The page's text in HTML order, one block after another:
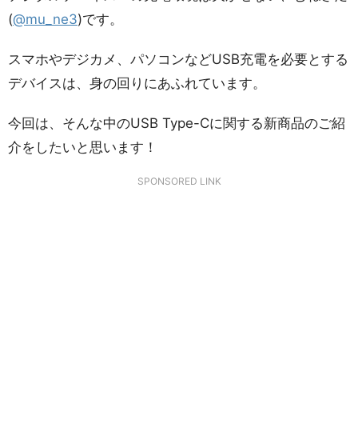
(@mu_ne3)です。
スマホやデジカメ、パソコンなどUSB充電を必要とする
デバイスは、身の回りにあふれています。
今回は、そんな中のUSB Type-Cに関する新商品のご紹
介をしたいと思います！
SPONSORED LINK